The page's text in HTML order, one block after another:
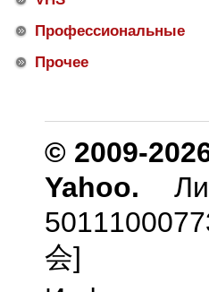
Профессиональные
Прочее
© 2009-
Yahoo.
会]